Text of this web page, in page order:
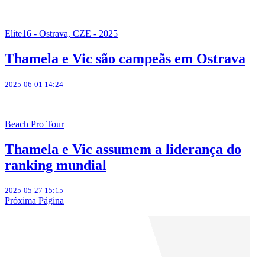
Elite16 - Ostrava, CZE - 2025
Thamela e Vic são campeãs em Ostrava
2025-06-01 14:24
Beach Pro Tour
Thamela e Vic assumem a liderança do
ranking mundial
2025-05-27 15:15
Próxima Página